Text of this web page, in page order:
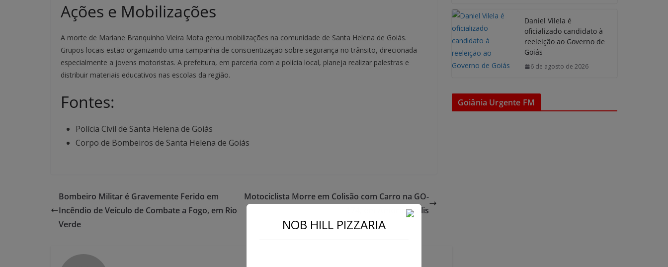
Ações e Mobilizações
A morte de Mariane Branquinho Vieira Mota gerou mobilizações na comunidade de Santa Helena de Goiás.
Grupos locais estão organizando uma campanha de conscientização sobre segurança no trânsito, direcionada
especialmente a jovens motoristas. A prefeitura, em parceria com a polícia local, planeja realizar palestras e
distribuir materiais educativos nas escolas da região.
Fontes:
Polícia Civil de Santa Helena de Goiás
Corpo de Bombeiros de Santa Helena de Goiás
Bombeiro Militar é Gravemente Ferido em
Incêndio de Veículo de Combate a Fogo, em Rio
Verde
Motociclista Morre em Colisão com Carro na GO-
174, em Amorinópolis
Daniel Vilela é
oficializado candidato à
reeleição ao Governo de
Goiás
6 de agosto de 2026
Goiânia Urgente FM
NOB HILL PIZZARIA